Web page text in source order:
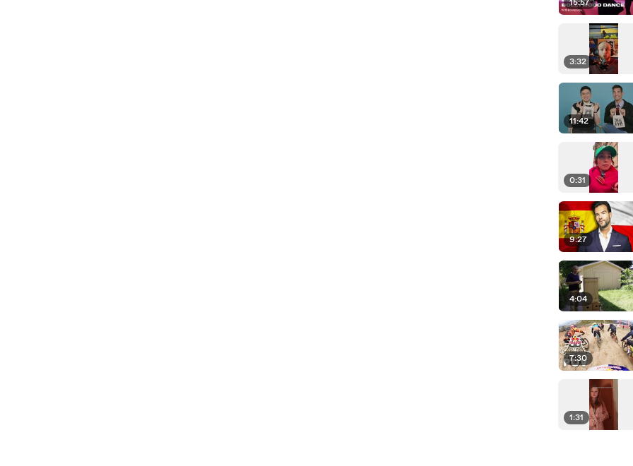
15:57
3:32
11:42
0:31
9:27
4:04
7:30
1:31